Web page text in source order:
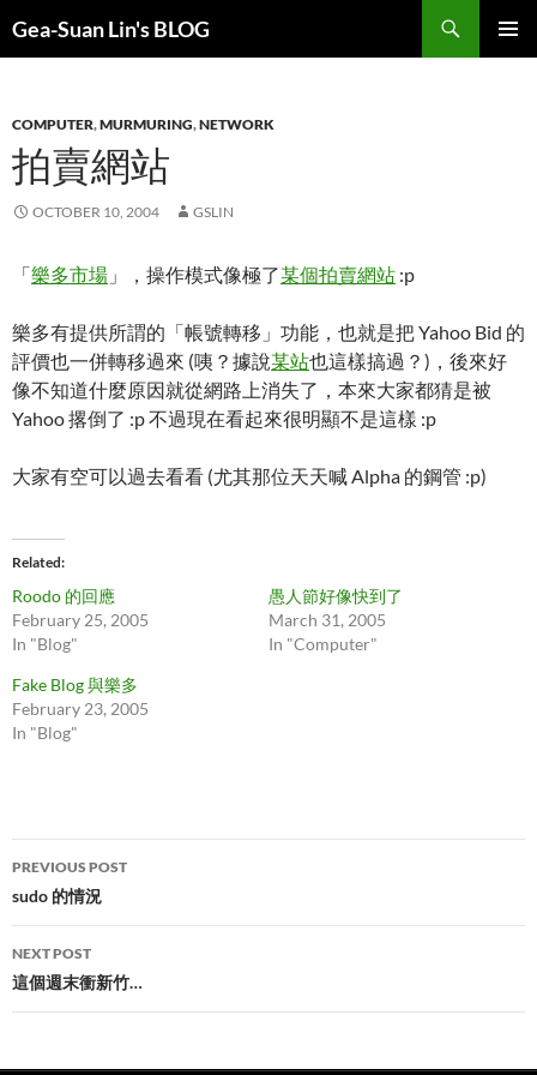
Gea-Suan Lin's BLOG
COMPUTER,MURMURING,NETWORK
拍賣網站
OCTOBER 10, 2004 GSLIN
「樂多市場 」，操作模式像極了某個拍賣網站 :p
樂多有提供所謂的「帳號轉移」功能，也就是把 Yahoo Bid 的
評價也一併轉移過來 (咦？據說某站也這樣搞過？)，後來好
像不知道什麼原因就從網路上消失了，本來大家都猜是被
Yahoo 撂倒了 :p 不過現在看起來很明顯不是這樣 :p
大家有空可以過去看看 (尤其那位天天喊 Alpha 的鋼管 :p)
Related
Roodo 的回應
February 25, 2005
In "Blog"
愚人節好像快到了
March 31, 2005
In "Computer"
Fake Blog 與樂多
February 23, 2005
In "Blog"
Post
navigation
PREVIOUS POST
sudo 的情況
NEXT POST
這個週末衝新竹…